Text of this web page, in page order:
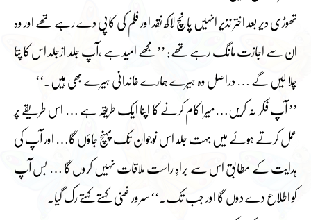
تھوڑی دیر بعد اختر نذیر انہیں پانچ لاکھ نقد اور فلم کی کاپی دے رہے تھے اور وہ
ان سے اجازت مانگ رہے تھے: ’’ مجھے امید ہے ،آپ جلد ازجلد اس کا پتا
چلا لیں گے … دراصل وہ ہیرے ہمارے خاندانی ہیرے بھی ہیں۔‘‘
’’ آپ فکر نہ کریں…میرا کام کرنے کا اپنا ایک طریقہ ہے … اس طریقے پر
عمل کرتے ہوئے میں بہت جلد اس نوجوان تک پہنچ جاؤں گا… اور آپ کی
ہدایت کے مطابق اس سے براہِ راست ملاقات نہیں کروں گا … بس آپ
کو اطلاع دے دوں گا اور جب تک۔‘‘ سرور غنی کہتے کہتے رک گیا۔